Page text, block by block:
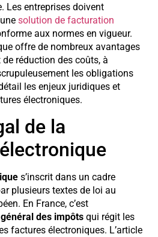
Les entreprises doivent
solution de facturation
aux normes en vigueur.
offre de nombreux avantages
réduction des coûts, à
les obligations
les enjeux juridiques et
électroniques.
de la
s’inscrit dans un cadre
plusieurs textes de loi au
En France, c’est
des impôts qui régit les
factures électroniques. L’article